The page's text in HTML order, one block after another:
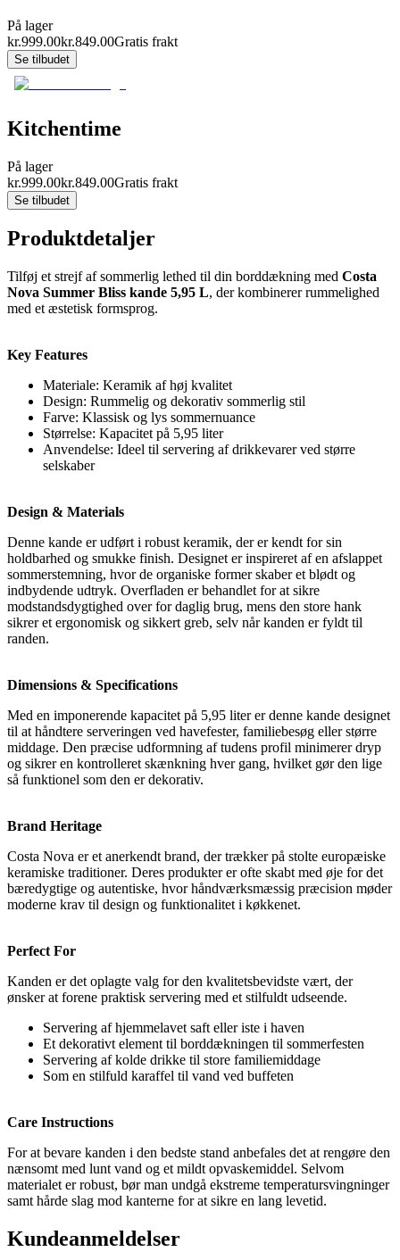
På lager
kr.999.00kr.849.00Gratis frakt
Se tilbudet
Kitchentime
På lager
kr.999.00kr.849.00Gratis frakt
Se tilbudet
Produktdetaljer
Tilføj et strejf af sommerlig lethed til din borddækning med Costa
Nova Summer Bliss kande 5,95 L, der kombinerer rummelighed
med et æstetisk formsprog.
Key Features
Materiale: Keramik af høj kvalitet
Design: Rummelig og dekorativ sommerlig stil
Farve: Klassisk og lys sommernuance
Størrelse: Kapacitet på 5,95 liter
Anvendelse: Ideel til servering af drikkevarer ved større
selskaber
Design & Materials
Denne kande er udført i robust keramik, der er kendt for sin
holdbarhed og smukke finish. Designet er inspireret af en afslappet
sommerstemning, hvor de organiske former skaber et blødt og
indbydende udtryk. Overfladen er behandlet for at sikre
modstandsdygtighed over for daglig brug, mens den store hank
sikrer et ergonomisk og sikkert greb, selv når kanden er fyldt til
randen.
Dimensions & Specifications
Med en imponerende kapacitet på 5,95 liter er denne kande designet
til at håndtere serveringen ved havefester, familiebesøg eller større
middage. Den præcise udformning af tudens profil minimerer dryp
og sikrer en kontrolleret skænkning hver gang, hvilket gør den lige
så funktionel som den er dekorativ.
Brand Heritage
Costa Nova er et anerkendt brand, der trækker på stolte europæiske
keramiske traditioner. Deres produkter er ofte skabt med øje for det
bæredygtige og autentiske, hvor håndværksmæssig præcision møder
moderne krav til design og funktionalitet i køkkenet.
Perfect For
Kanden er det oplagte valg for den kvalitetsbevidste vært, der
ønsker at forene praktisk servering med et stilfuldt udseende.
Servering af hjemmelavet saft eller iste i haven
Et dekorativt element til borddækningen til sommerfesten
Servering af kolde drikke til store familiemiddage
Som en stilfuld karaffel til vand ved buffeten
Care Instructions
For at bevare kanden i den bedste stand anbefales det at rengøre den
nænsomt med lunt vand og et mildt opvaskemiddel. Selvom
materialet er robust, bør man undgå ekstreme temperatursvingninger
samt hårde slag mod kanterne for at sikre en lang levetid.
Kundeanmeldelser